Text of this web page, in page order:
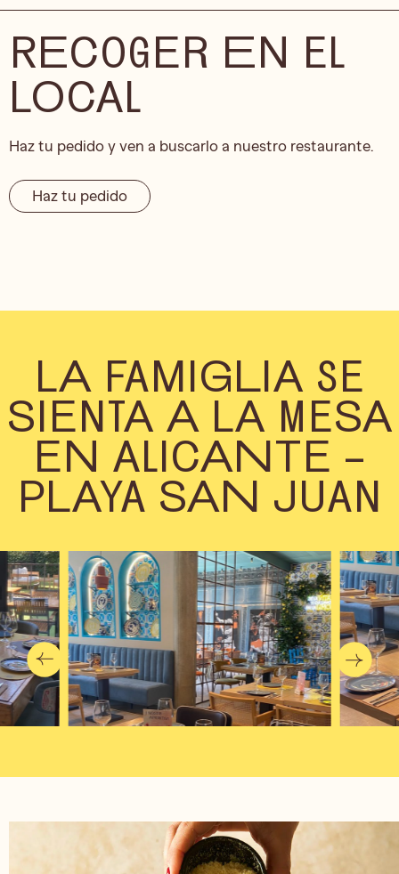
RECOGER EN EL
LOCAL
Haz tu pedido y ven a buscarlo a nuestro restaurante.
Haz tu pedido
LA FAMIGLIA SE
SIENTA A LA MESA
EN ALICANTE –
PLAYA SAN JUAN